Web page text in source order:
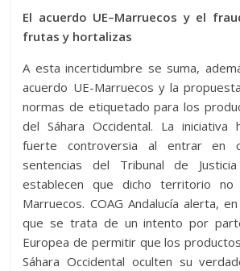
El acuerdo UE–Marruecos y el
frutas y hortalizas
A esta incertidumbre se suma,
acuerdo UE-Marruecos y la
normas de etiquetado para los
del Sáhara Occidental. La iniciativa
fuerte controversia al entrar en
sentencias del Tribunal de
establecen que dicho territorio
Marruecos. COAG Andalucía alerta,
que se trata de un intento por
Europea de permitir que los
Sáhara Occidental oculten su